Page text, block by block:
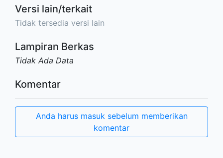
Versi lain/terkait
Tidak tersedia versi lain
Lampiran Berkas
Tidak Ada Data
Komentar
Anda harus masuk sebelum memberikan
komentar